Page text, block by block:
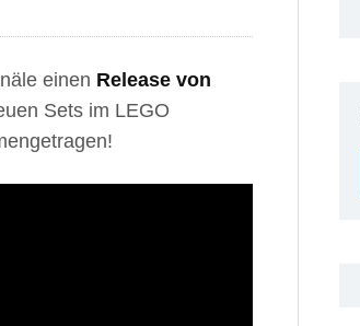
einen Release von
Sets im LEGO